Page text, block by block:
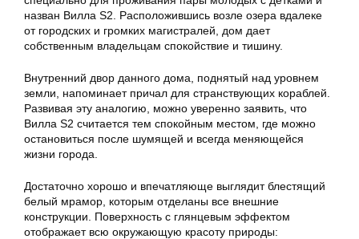
назван Вилла S2. Расположившись возле озера вдалеке
от городских и громких магистралей, дом дает
собственным владельцам спокойствие и тишину.
Внутренний двор данного дома, поднятый над уровнем
земли, напоминает причал для странствующих кораблей.
Развивая эту аналогию, можно уверенно заявить, что
Вилла S2 считается тем спокойным местом, где можно
остановиться после шумящей и всегда меняющейся
жизни города.
Достаточно хорошо и впечатляюще выглядит блестящий
белый мрамор, которым отделаны все внешние
конструкции. Поверхность с глянцевым эффектом
отображает всю окружающую красоту природы: